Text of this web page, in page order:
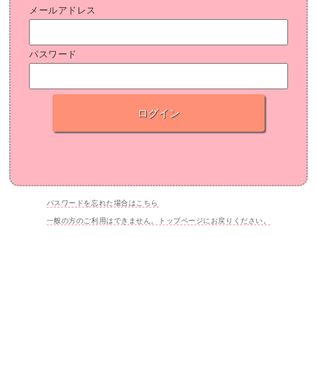
メールアドレス
パスワード
ログイン
パスワードを忘れた場合はこちら
一般の方のご利用はできません。トップページにお戻りください。